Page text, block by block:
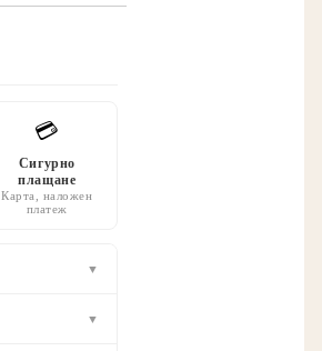
💳
Сигурно
плащане
Карта, наложен
платеж
▼
▼